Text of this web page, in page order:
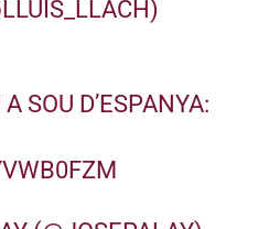
SOU D’ESPANYA: